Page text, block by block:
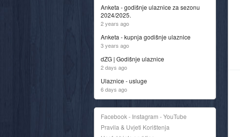
Anketa - godišnje ulaznice za sezonu
2024/2025.
2 years ago
Anketa - kupnja godišnje ulaznice
3 years ago
dZG | Godišnje ulaznice
2 days ago
Ulaznice - usluge
6 days ago
Facebook - Instagram - YouTube
Pravila & Uvjeti Korištenja